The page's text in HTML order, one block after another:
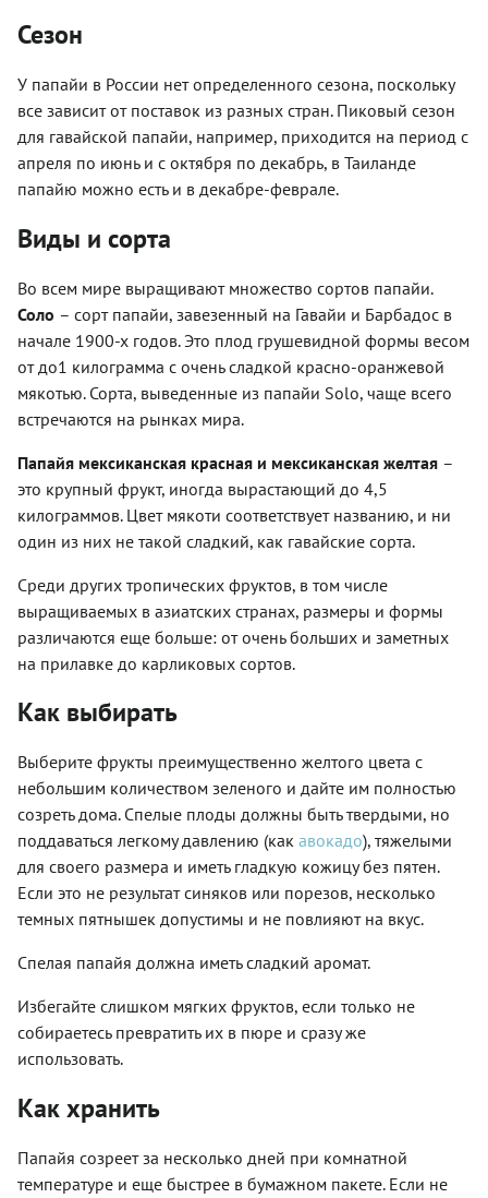
Сезон
У папайи в России нет определенного сезона, поскольку
все зависит от поставок из разных стран. Пиковый сезон
для гавайской папайи, например, приходится на период с
апреля по июнь и с октября по декабрь, в Таиланде
папайю можно есть и в декабре-феврале.
Виды и сорта
Во всем мире выращивают множество сортов папайи.
Соло – сорт папайи, завезенный на Гавайи и Барбадос в
начале 1900-х годов. Это плод грушевидной формы весом
от до1 килограмма с очень сладкой красно-оранжевой
мякотью. Сорта, выведенные из папайи Solo, чаще всего
встречаются на рынках мира.
Папайя мексиканская красная и мексиканская желтая –
это крупный фрукт, иногда вырастающий до 4,5
килограммов. Цвет мякоти соответствует названию, и ни
один из них не такой сладкий, как гавайские сорта.
Среди других тропических фруктов, в том числе
выращиваемых в азиатских странах, размеры и формы
различаются еще больше: от очень больших и заметных
на прилавке до карликовых сортов.
Как выбирать
Выберите фрукты преимущественно желтого цвета с
небольшим количеством зеленого и дайте им полностью
созреть дома. Спелые плоды должны быть твердыми, но
поддаваться легкому давлению (как авокадо), тяжелыми
для своего размера и иметь гладкую кожицу без пятен.
Если это не результат синяков или порезов, несколько
темных пятнышек допустимы и не повлияют на вкус.
Спелая папайя должна иметь сладкий аромат.
Избегайте слишком мягких фруктов, если только не
собираетесь превратить их в пюре и сразу же
использовать.
Как хранить
Папайя созреет за несколько дней при комнатной
температуре и еще быстрее в бумажном пакете. Если не